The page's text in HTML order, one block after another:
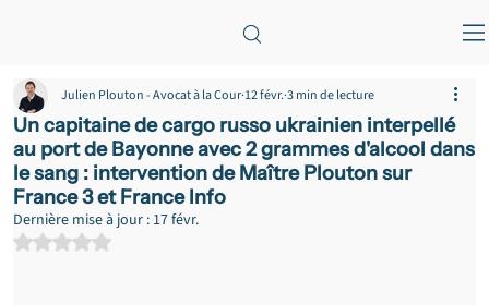
Un capitaine de cargo russo ukrainien interpellé
au port de Bayonne avec 2 grammes d'alcool dans
le sang : intervention de Maître Plouton sur
France 3 et France Info
Julien Plouton - Avocat à la Cour 12 févr.3 min de lecture
Dernière mise à jour : 17 févr.
Noté NaN étoiles sur 5.